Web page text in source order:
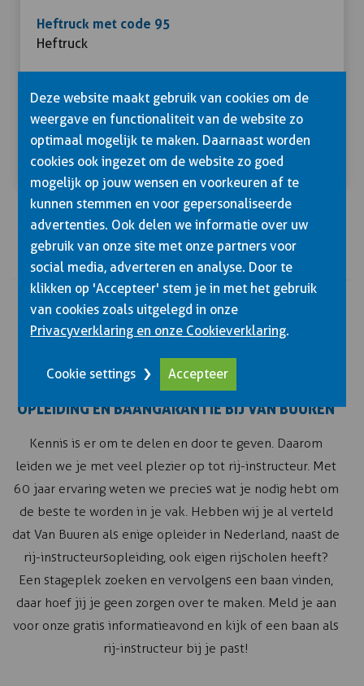
Heftruck met code 95
Heftruck
Inschrijven Bekijken
INSTRUCTEURSOPLEIDINGEN
OPLEIDING EN BAANGARANTIE BIJ VAN BUUREN
Kennis is er om te delen en door te geven. Daarom
leiden we je met veel plezier op tot rij-instructeur. Met
60 jaar ervaring weten we precies wat je nodig hebt om
de beste te worden in je vak. Hebben wij je al verteld
dat Van Buuren als enige opleider in Nederland, naast de
rij-instructeursopleiding, ook eigen rijscholen heeft?
Een stageplek zoeken en vervolgens een baan vinden,
daar hoef jij je geen zorgen over te maken. Meld je aan
voor onze gratis informatieavond en kijk of een baan als
rij-instructeur bij je past!
Deze website maakt gebruik van cookies om de
weergave en functionaliteit van de website zo
optimaal mogelijk te maken. Daarnaast worden
cookies ook ingezet om de website zo goed
mogelijk op jouw wensen en voorkeuren af te
kunnen stemmen en voor gepersonaliseerde
advertenties. Ook delen we informatie over uw
gebruik van onze site met onze partners voor
social media, adverteren en analyse. Door te
klikken op 'Accepteer' stem je in met het gebruik
van cookies zoals uitgelegd in onze
Privacyverklaring en onze Cookieverklaring.
Cookie settings Accepteer